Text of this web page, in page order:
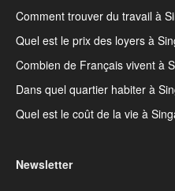
Comment trouver du travail à
Quel est le prix des loyers à
Combien de Français vivent à
Dans quel quartier habiter à
Quel est le coût de la vie à
Newsletter